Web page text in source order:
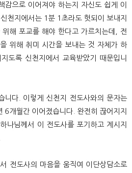
감으로 이어져야 하는지 자신도 쉽게 이
천지에서는 1분 1초라도 헛되이 보내지
해 포교를 해야 한다고 가르치는데, 전
위해 취미 시간을 보내는 것 자체가 하
도록 신천지에서 교육받았기 때문입니
니다. 이렇게 신천지 전도사와의 문자는
6개월간 이어졌습니다. 완전히 끊어지지
나님께서 이 전도사를 포기하고 계시지
전도사의 마음을 움직여 이단상담소로